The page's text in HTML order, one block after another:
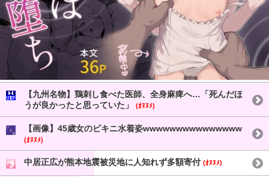
【九州名物】鶏刺し食べた医師、全身麻痺へ…「死んだほ
うが良かったと思っていた」
(ｵﾇﾇﾒ)
【画像】45歳女のビキニ水着姿wwwwwwwwwwwwwww
(ｵﾇﾇﾒ)
中居正広が熊本地震被災地に人知れず多額寄付 (ｵﾇﾇﾒ)